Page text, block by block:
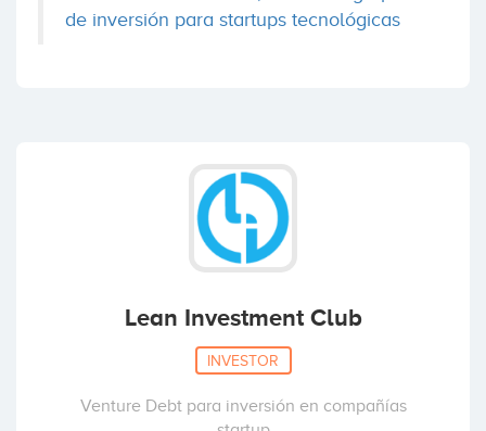
de inversión para startups tecnológicas
Lean Investment Club
INVESTOR
Venture Debt para inversión en compañías